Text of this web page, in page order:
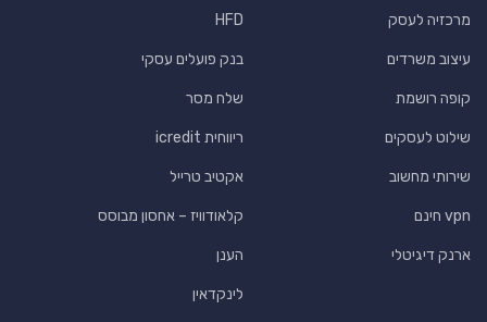
מרכזיה לעסק
עיצוב משרדים
קופה רושמת
שילוט לעסקים
שירותי מחשוב
vpn חינם
ארנק דיגיטלי
HFD
בנק פועלים עסקי
שלח מסר
ריווחית icredit
אקטיב טרייל
קלאודוויז – אחסון מבוסס
הענן
לינקדאין